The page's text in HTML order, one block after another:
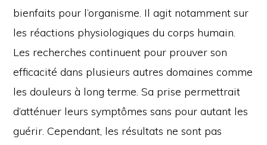
bienfaits pour l’organisme. Il agit notamment sur
les réactions physiologiques du corps humain.
Les recherches continuent pour prouver son
efficacité dans plusieurs autres domaines comme
les douleurs à long terme. Sa prise permettrait
d’atténuer leurs symptômes sans pour autant les
guérir. Cependant, les résultats ne sont pas